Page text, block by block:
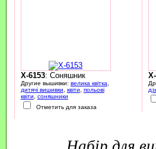
X-6153: Соняшник
Другие вышивки: велика квітка
дитячі вишивки
квіти
польові
квіти
соняшники
Отметить для заказа
набір для